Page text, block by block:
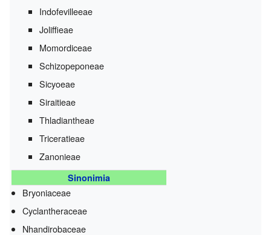
Indofevilleeae
Joliffieae
Momordiceae
Schizopeponeae
Sicyoeae
Siraitieae
Thladiantheae
Triceratieae
Zanonieae
Sinonimia
Bryoniaceae
Cyclantheraceae
Nhandirobaceae